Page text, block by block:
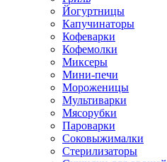
Йогуртницы
Капучинаторы
Кофеварки
Кофемолки
Миксеры
Мини-печи
Мороженицы
Мультиварки
Мясорубки
Пароварки
Соковыжималки
Стерилизаторы